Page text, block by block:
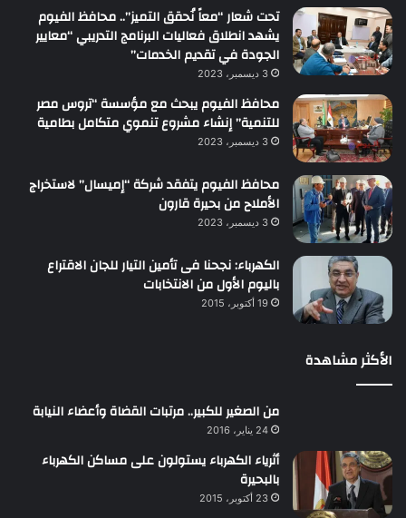
تحت شعار “معاً نُحقق التميز”.. محافظ الفيوم
يشهد انطلاق فعاليات البرنامج التدريبي “معايير
الجودة في تقديم الخدمات”
3 ديسمبر، 2023
محافظ الفيوم يبحث مع مؤسسة “تروس مصر
للتنمية” إنشاء مشروع تنموي متكامل بطامية
3 ديسمبر، 2023
محافظ الفيوم يتفقد شركة “إميسال” لاستخراج
الأملاح من بحيرة قارون
3 ديسمبر، 2023
الكهرباء: نجحنا فى تأمين التيار للجان الاقتراع
باليوم الأول من الانتخابات
19 أكتوبر، 2015
الأكثر مشاهدة
من الصغير للكبير.. مرتبات القضاة وأعضاء النيابة
24 يناير، 2016
أثرياء الكهرباء يستولون على مساكن الكهرباء
بالبحيرة
23 أكتوبر، 2015